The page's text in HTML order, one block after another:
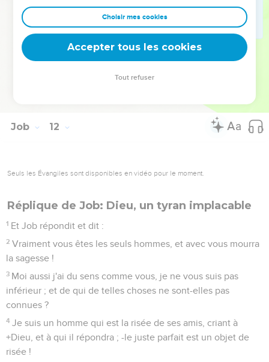
couvert de ténèbres, tu seras comme le matin ;
Et tu auras de la confiance, parce qu'il y aura de l'espoir ;
tu examineras tout, et tu dormiras en sûreté ;
Tu te coucheras, et il n'y aura personne pour te faire peur,
Job 12
Seuls les Évangiles sont disponibles en vidéo pour le moment.
Réplique de Job: Dieu, un tyran implacable
1 Et Job répondit et dit :
2 Vraiment vous êtes les seuls hommes, et avec vous mourra
la sagesse !
3 Moi aussi j'ai du sens comme vous, je ne vous suis pas
inférieur ; et de qui de telles choses ne sont-elles pas
connues ?
4 Je suis un homme qui est la risée de ses amis, criant à
+Dieu, et à qui il répondra ; -le juste parfait est un objet de
risée !
Choisir mes cookies
Accepter tous les cookies
Tout refuser